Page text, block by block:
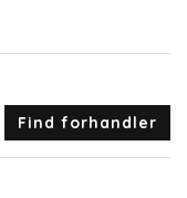
Find forhandler